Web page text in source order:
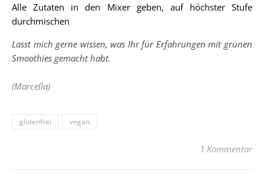
Alle Zutaten in den Mixer geben, auf höchster Stufe
durchmischen
Lasst mich gerne wissen, was Ihr für Erfahrungen mit grünen
Smoothies gemacht habt.
(Marcella)
glutenfrei vegan
1 Kommentar